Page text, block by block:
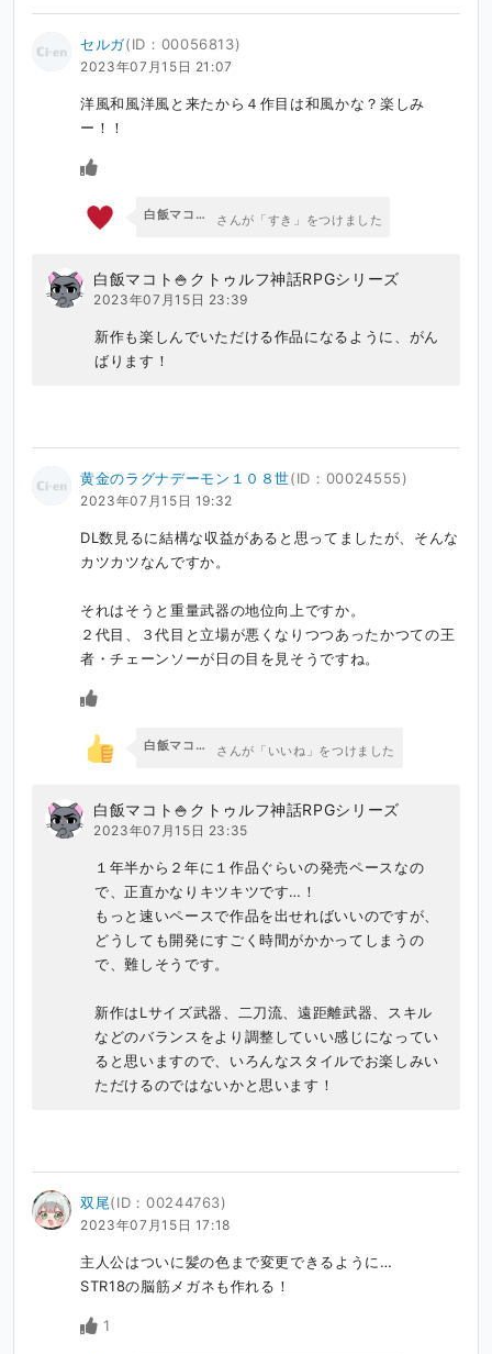
セルガ(ID：00056813)
2023年07月15日 21:07
洋風和風洋風と来たから４作目は和風かな？楽しみ
ー！！
白飯マコト🍚クトゥルフ神話RPGシリーズ さんが「すき」をつけました
白飯マコト🍚クトゥルフ神話RPGシリーズ
2023年07月15日 23:39
新作も楽しんでいただける作品になるように、がん
ばります！
黄金のラグナデーモン１０８世(ID：00024555)
2023年07月15日 19:32
DL数見るに結構な収益があると思ってましたが、そんな
カツカツなんですか。
それはそうと重量武器の地位向上ですか。
２代目、３代目と立場が悪くなりつつあったかつての王
者・チェーンソーが日の目を見そうですね。
白飯マコト🍚クトゥルフ神話RPGシリーズ さんが「いいね」をつけました
白飯マコト🍚クトゥルフ神話RPGシリーズ
2023年07月15日 23:35
１年半から２年に１作品ぐらいの発売ペースなの
で、正直かなりキツキツです…！
もっと速いペースで作品を出せればいいのですが、
どうしても開発にすごく時間がかかってしまうの
で、難しそうです。
新作はLサイズ武器、二刀流、遠距離武器、スキル
などのバランスをより調整していい感じになってい
ると思いますので、いろんなスタイルでお楽しみい
ただけるのではないかと思います！
双尾(ID：00244763)
2023年07月15日 17:18
主人公はついに髪の色まで変更できるように…
STR18の脳筋メガネも作れる！
1